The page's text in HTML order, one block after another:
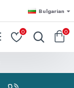
Bulgarian
0 0